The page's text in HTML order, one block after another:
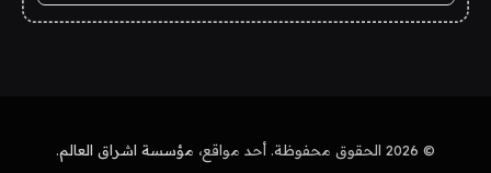
© 2026 الحقوق محفوظة. أحد مواقع، مؤسسة اشراق العالم.